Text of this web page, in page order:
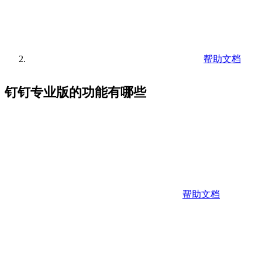
帮助文档
钉钉专业版的功能有哪些
帮助文档